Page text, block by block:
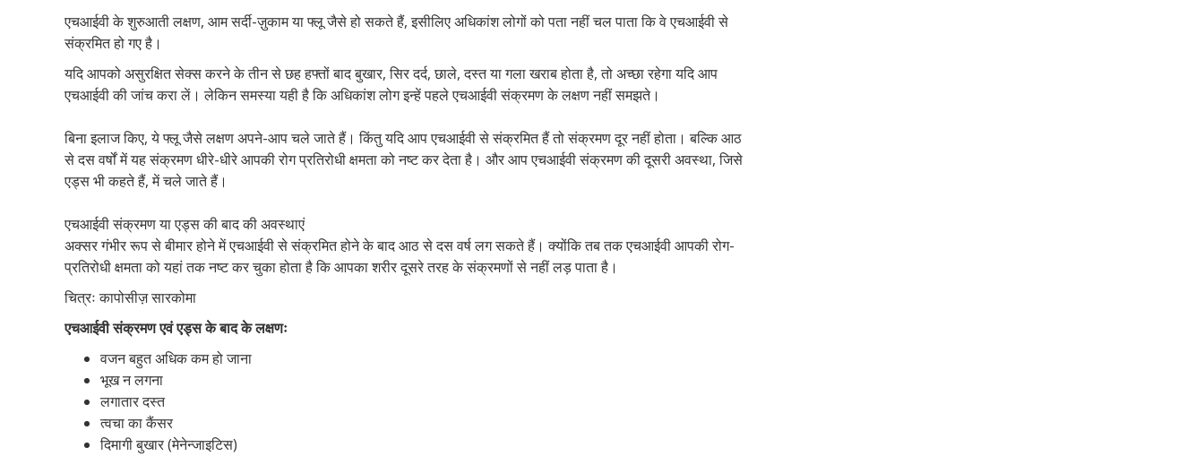
एचआईवी के शुरुआती लक्षण, आम सर्दी-ज़ुकाम या फ्लू जैसे हो सकते हैं, इसीलिए अधिकांश लोगों को पता नहीं चल पाता कि वे एचआईवी से
संक्रमित हो गए है।
यदि आपको असुरक्षित सेक्स करने के तीन से छह हफ्तों बाद बुखार, सिर दर्द, छाले, दस्त या गला खराब होता है, तो अच्छा रहेगा यदि आप
एचआईवी की जांच करा लें। लेकिन समस्या यही है कि अधिकांश लोग इन्हें पहले एचआईवी संक्रमण के लक्षण नहीं समझते।
बिना इलाज किए, ये फ्लू जैसे लक्षण अपने-आप चले जाते हैं। किंतु यदि आप एचआईवी से संक्रमित हैं तो संक्रमण दूर नहीं होता। बल्कि आठ
से दस वर्षों में यह संक्रमण धीरे-धीरे आपकी रोग प्रतिरोधी क्षमता को नष्ट कर देता है। और आप एचआईवी संक्रमण की दूसरी अवस्था, जिसे
एड्स भी कहते हैं, में चले जाते हैं।
एचआईवी संक्रमण या एड्स की बाद की अवस्थाएं
अक्सर गंभीर रूप से बीमार होने में एचआईवी से संक्रमित होने के बाद आठ से दस वर्ष लग सकते हैं। क्योंकि तब तक एचआईवी आपकी रोग-
प्रतिरोधी क्षमता को यहां तक नष्ट कर चुका होता है कि आपका शरीर दूसरे तरह के संक्रमणों से नहीं लड़ पाता है।
चित्रः कापोसीज़ सारकोमा
एचआईवी संक्रमण एवं एड्स के बाद के लक्षणः
वजन बहुत अधिक कम हो जाना
भूख न लगना
लगातार दस्त
त्वचा का कैंसर
दिमागी बुखार (मेनेन्जाइटिस)